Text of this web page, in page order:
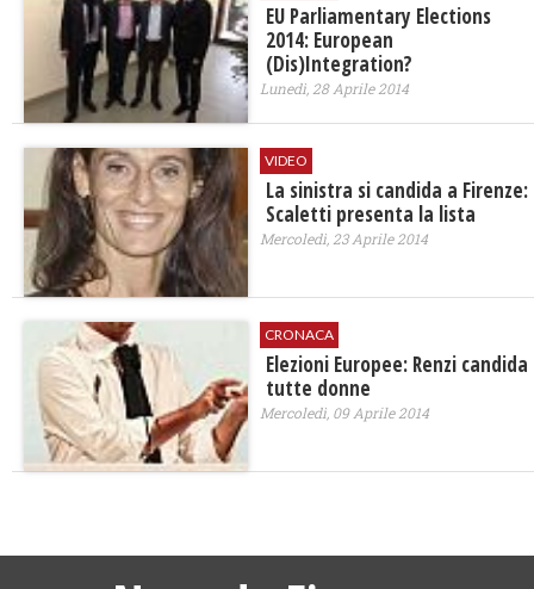
EU Parliamentary Elections
2014: European
(Dis)Integration?
Lunedì, 28 Aprile 2014
VIDEO
La sinistra si candida a Firenze:
Scaletti presenta la lista
Mercoledì, 23 Aprile 2014
CRONACA
Elezioni Europee: Renzi candida
tutte donne
Mercoledì, 09 Aprile 2014